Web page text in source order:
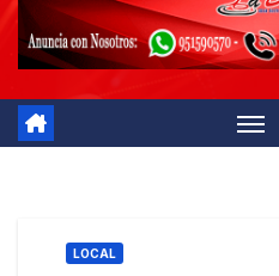
LOCAL